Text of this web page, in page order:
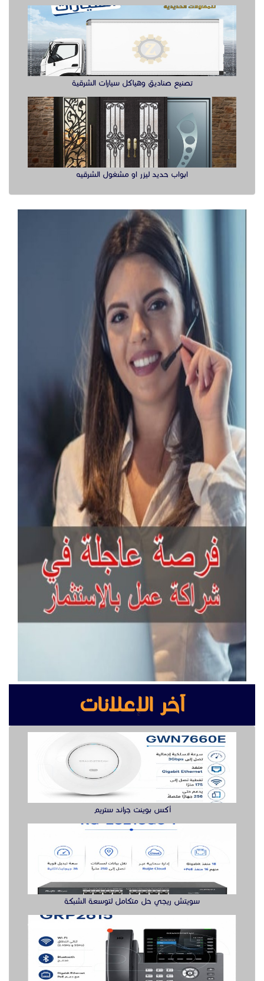
تصنيع صناديق وهياكل سيارات الشرقية
ابواب حديد ليزر او مشغول الشرقيه
آخر الإعلانات
أكس بوينت جراند ستريم
سويتش ريجي حل متكامل لتوسعة الشبكة